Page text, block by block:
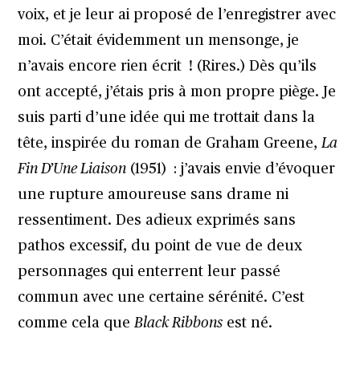
voix, et je leur ai proposé de l’enregistrer avec
moi. C’était évidemment un mensonge, je
n’avais encore rien écrit ! (Rires.) Dès qu’ils
ont accepté, j’étais pris à mon propre piège. Je
suis parti d’une idée qui me trottait dans la
tête, inspirée du roman de Graham Greene,La
Fin D’Une Liaison (1951) : j’avais envie d’évoquer
une rupture amoureuse sans drame ni
ressentiment. Des adieux exprimés sans
pathos excessif, du point de vue de deux
personnages qui enterrent leur passé
commun avec une certaine sérénité. C’est
comme cela queBlack Ribbons est né.